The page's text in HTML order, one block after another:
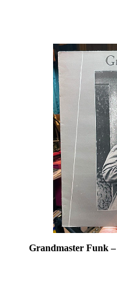
Grandmaster Funk –